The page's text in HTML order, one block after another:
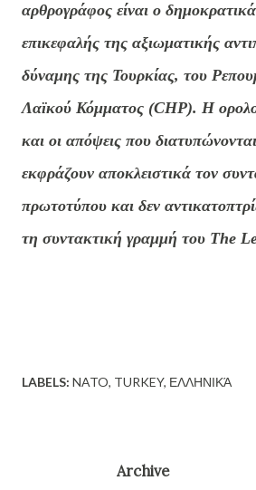
αρθρογράφος είναι ο
επικεφαλής της αξιωματικής
δύναμης της Τουρκίας, του
Λαϊκού Κόμματος (CHP). Η
και οι απόψεις που
εκφράζουν αποκλειστικά τον
πρωτοτύπου και δεν
τη συντακτική γραμμή του The
LABELS: NATO TURKEY ΕΛΛΗΝΙΚΆ
Archive